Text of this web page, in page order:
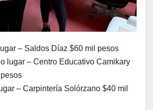
– Saldos Díaz $60 mil pesos
lugar – Centro Educativo Camikary
– Carpintería Solórzano $40 mil